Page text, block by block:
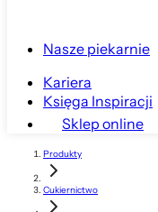
Nasze piekarnie
Kariera
Księga Inspiracji
Sklep online
Produkty
Cukiernictwo